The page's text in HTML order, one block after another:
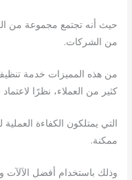
حيث أنه تجتمع مجموعة من
من الشركات.
من هذه المميزات خدمة
كثير من العملاء، نظرًا
التي يمتلكون الكفاءة
ممكنة.
وذلك باستخدام أفضل